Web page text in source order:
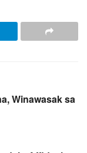
Winawasak sa